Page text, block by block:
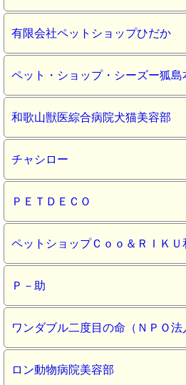
有限会社ペットショップひだか
ペット・ショップ・シーズー狐島
和歌山獣医綜合病院犬猫美容部
チャシロー
ＰＥＴＤＥＣＯ
ペットショップＣｏｏ＆ＲＩＫＵ
Ｐ－助
ワンダブル二度目の命（ＮＰＯ法
ロン動物病院美容部